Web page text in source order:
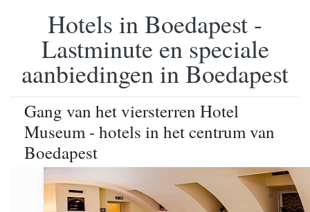
Hotels in Boedapest -
Lastminute en speciale
aanbiedingen in Boedapest
Gang van het viersterren Hotel
Museum - hotels in het centrum van
Boedapest